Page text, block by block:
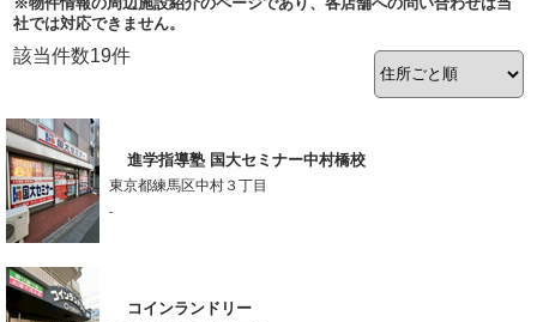
社では対応できません。
該当件数19件
進学指導塾 国大セミナー中村橋校
東京都練馬区中村３丁目
-
コインランドリー